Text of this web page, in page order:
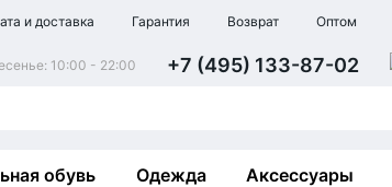
и доставка Гарантия Возврат Оптом
10:00 - 22:00 +7 (495) 133-87-02
обувь Одежда Аксессуары